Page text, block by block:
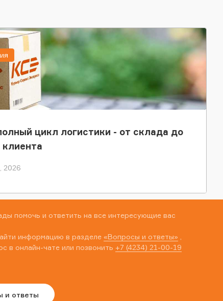
цикл логистики - от склада до
клиента
2026
помочь и ответить на все интересующие вас
информацию в разделе «Вопросы и ответы»
в онлайн-чате или позвонить +7 (4234) 21-00-19
и ответы